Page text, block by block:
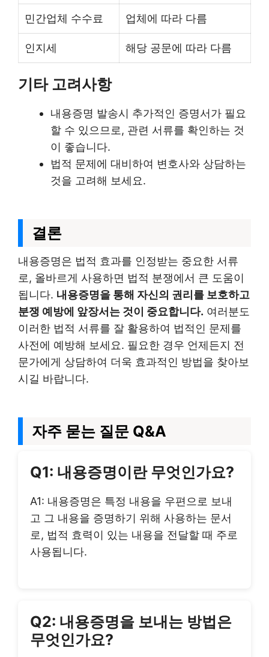
민간업체 수수료 업체에 따라 다름
인지세 해당 공문에 따라 다름
기타 고려사항
내용증명 발송시 추가적인 증명서가 필요
할 수 있으므로, 관련 서류를 확인하는 것
이 좋습니다.
법적 문제에 대비하여 변호사와 상담하는
것을 고려해 보세요.
결론
내용증명은 법적 효과를 인정받는 중요한 서류
로, 올바르게 사용하면 법적 분쟁에서 큰 도움이
됩니다. 내용증명을 통해 자신의 권리를 보호하고
분쟁 예방에 앞장서는 것이 중요합니다. 여러분도
이러한 법적 서류를 잘 활용하여 법적인 문제를
사전에 예방해 보세요. 필요한 경우 언제든지 전
문가에게 상담하여 더욱 효과적인 방법을 찾아보
시길 바랍니다.
자주 묻는 질문 Q&A
Q1: 내용증명이란 무엇인가요?
A1: 내용증명은 특정 내용을 우편으로 보내
고 그 내용을 증명하기 위해 사용하는 문서
로, 법적 효력이 있는 내용을 전달할 때 주로
사용됩니다.
Q2: 내용증명을 보내는 방법은
무엇인가요?